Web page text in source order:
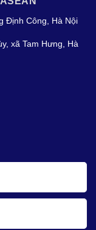
Định Công, Hà Nội
xã Tam Hưng, Hà